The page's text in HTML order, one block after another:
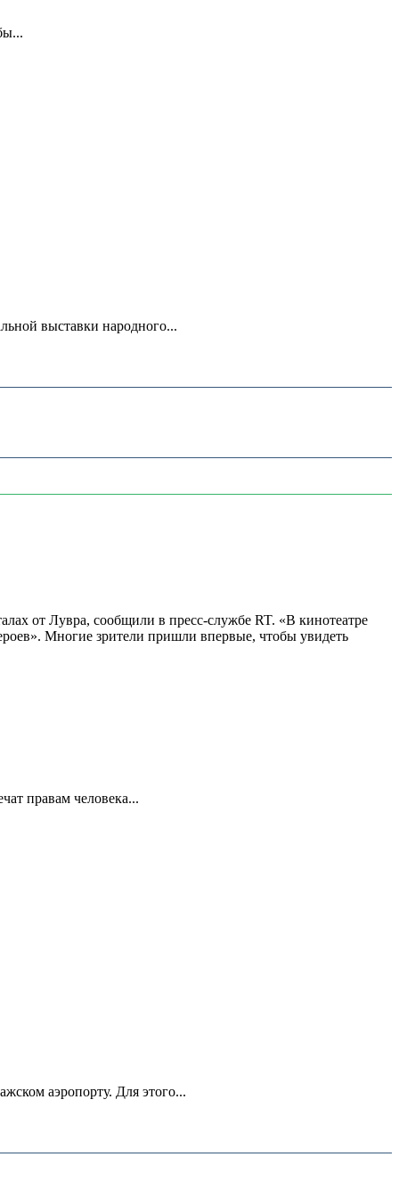
выставки народного...
от Лувра, сообщили в пресс-службе RT. «В кинотеатре
Многие зрители пришли впервые, чтобы увидеть
правам человека...
аэропорту. Для этого...